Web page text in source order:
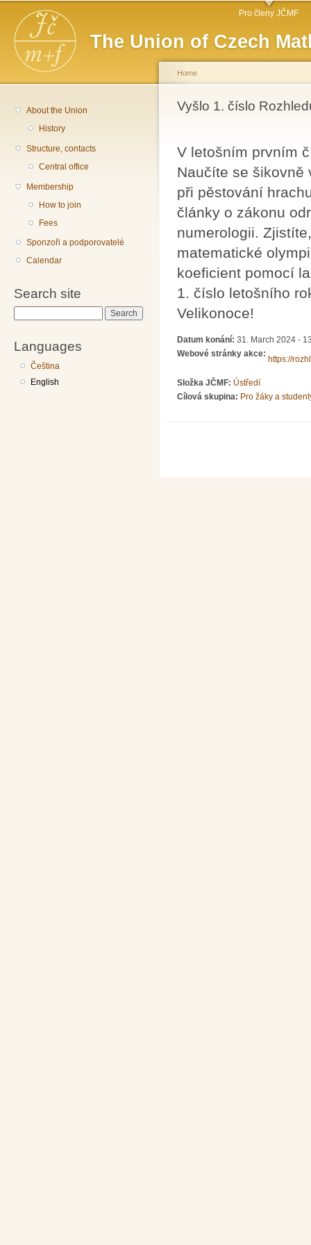
The Union of Czech
Main menu Pro členy JČMF
About the Union
History
Structure, contacts
Central office
Membership
How to join
Fees
Sponzoři a podporovatelé
Calendar
Search site
Languages
Čeština
English
You are here
Home
Vyšlo 1. číslo
V letošním prvním
Naučíte se šikovně
při pěstování
články o zákonu
numerologii.
matematické
koeficient pomocí
1. číslo letošního
Velikonoce!
Datum konání: 31. March 2024 -
Webové stránky akce:
https://
Složka JČMF: Ústředí
Cílová skupina: Pro žáky a